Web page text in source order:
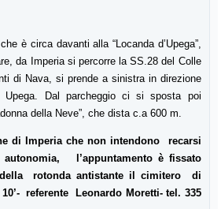
è circa davanti alla “Locanda d’Upega”,
da Imperia si percorre la SS.28 del Colle
di Nava, si prende a sinistra in direzione
Dal parcheggio ci si sposta poi
della Neve”, che dista c.a 600 m.
di Imperia che non intendono recarsi
l’appuntamento è fissato
rotonda antistante il cimitero di
referente Leonardo Moretti- tel. 335